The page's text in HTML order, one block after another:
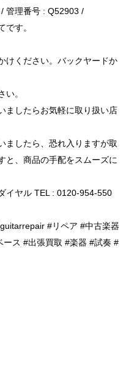
管理番号 : Q52903 /
です。
けください。バックヤードか
い。
ましたらお気軽に取り扱い店
ましたら、恐れ入りますが取
と、商品の手配をスムーズに
ヤル TEL : 0120-954-550
#リペア #中古楽器
ス #出張買取 #楽器 #試奏 #